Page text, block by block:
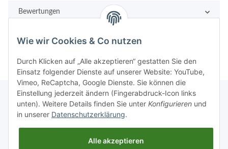
Bewertungen
Rechtliches
Wie wir Cookies & Co nutzen
Durch Klicken auf „Alle akzeptieren“ gestatten Sie den
Einsatz folgender Dienste auf unserer Website: YouTube,
Vimeo, ReCaptcha, Google Dienste. Sie können die
Einstellung jederzeit ändern (Fingerabdruck-Icon links
unten). Weitere Details finden Sie unter Konfigurieren und
in unserer Datenschutzerklärung.
Alle akzeptieren